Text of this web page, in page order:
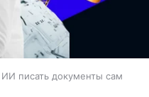
писать документы сам